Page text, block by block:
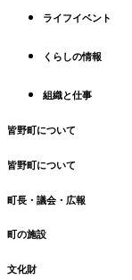
ライフイベント
くらしの情報
組織と仕事
皆野町について
皆野町について
町長・議会・広報
町の施設
文化財